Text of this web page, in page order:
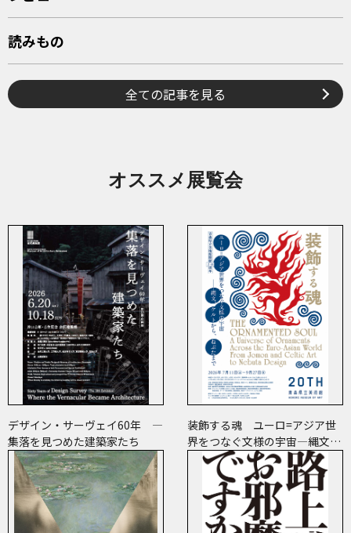
読みもの
全ての記事を見る
オススメ展覧会
デザイン・サーヴェイ60年 ―
集落を見つめた建築家たち
装飾する魂 ユーロ=アジア世
界をつなぐ文様の宇宙―縄文、
ケルトから、ねぶたまで